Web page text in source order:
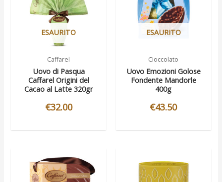
ESAURITO
Caffarel
Uovo di Pasqua
Caffarel Origini del
Cacao al Latte 320gr
€32.00
ESAURITO
Cioccolato
Uovo Emozioni Golose
Fondente Mandorle
400g
€43.50